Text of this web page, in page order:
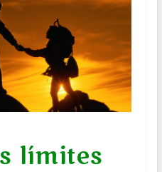
límites